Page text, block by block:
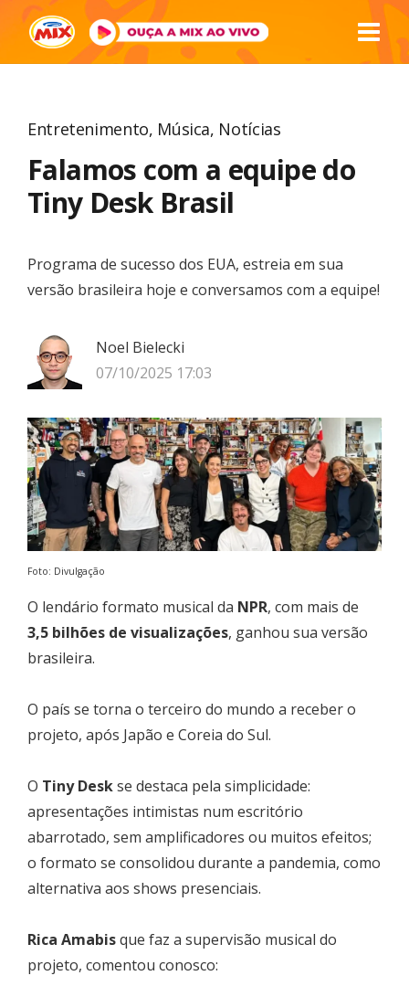
Entretenimento, Música, Notícias
Falamos com a equipe do
Tiny Desk Brasil
Programa de sucesso dos EUA, estreia em sua
versão brasileira hoje e conversamos com a equipe!
Noel Bielecki
07/10/2025 17:03
Foto: Divulgação
O lendário formato musical da NPR, com mais de
3,5 bilhões de visualizações, ganhou sua versão
brasileira.
O país se torna o terceiro do mundo a receber o
projeto, após Japão e Coreia do Sul.
O Tiny Deskse destaca pela simplicidade:
apresentações intimistas num escritório
abarrotado, sem amplificadores ou muitos efeitos;
o formato se consolidou durante a pandemia, como
alternativa aos shows presenciais.
Rica Amabisque faz a supervisão musical do
projeto, comentou conosco: